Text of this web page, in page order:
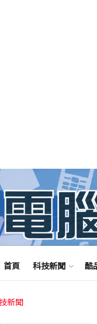
首頁 科技新聞 酷
新聞